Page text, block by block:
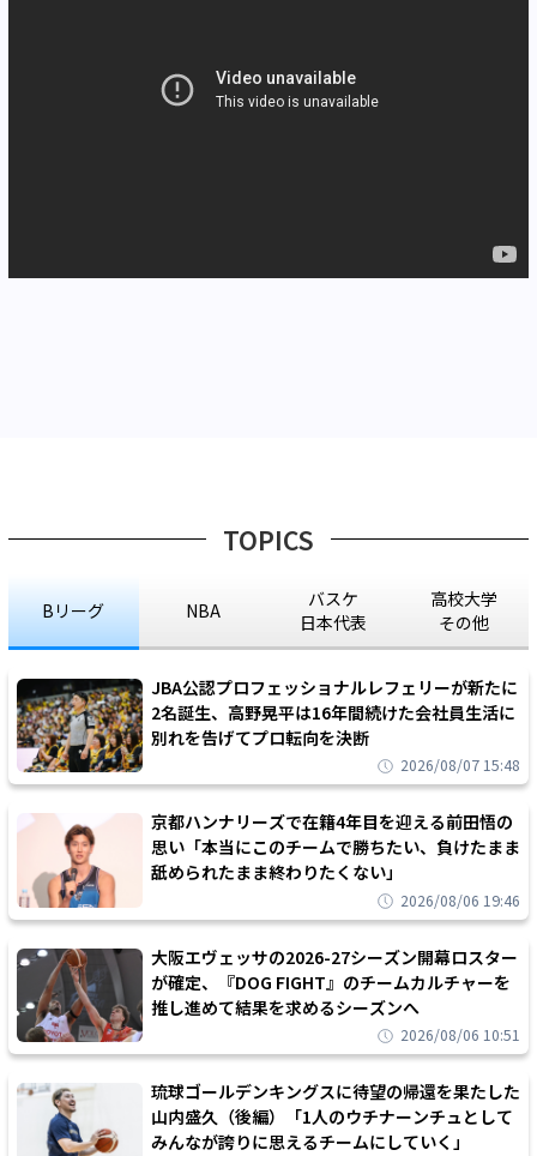
TOPICS
Bリーグ NBA
バスケ
日本代表
高校大学
その他
JBA公認プロフェッショナルレフェリーが新たに
2名誕生、高野晃平は16年間続けた会社員生活に
別れを告げてプロ転向を決断
2026/08/07 15:48
京都ハンナリーズで在籍4年目を迎える前田悟の
思い「本当にこのチームで勝ちたい、負けたまま
舐められたまま終わりたくない」
2026/08/06 19:46
大阪エヴェッサの2026-27シーズン開幕ロスター
が確定、『DOG FIGHT』のチームカルチャーを
推し進めて結果を求めるシーズンへ
2026/08/06 10:51
琉球ゴールデンキングスに待望の帰還を果たした
山内盛久（後編）「1人のウチナーンチュとして
みんなが誇りに思えるチームにしていく」